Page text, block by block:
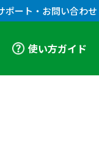
ポート・お問い合わせ
使い方ガイド